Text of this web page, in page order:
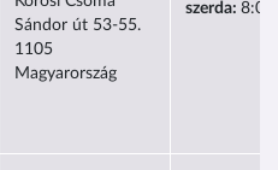
Sándor út 53-55.
1105
Magyarország
szerda: